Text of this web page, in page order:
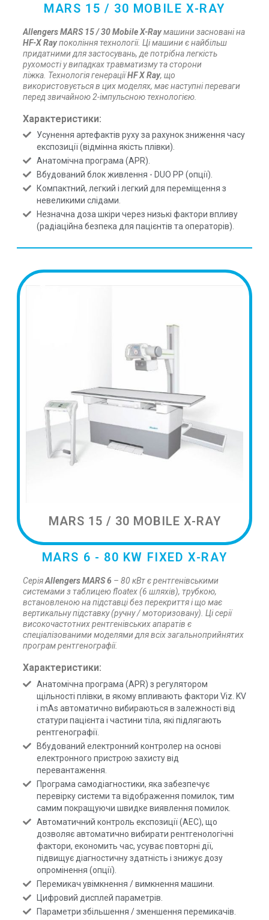
MARS 15 / 30 MOBILE X-RAY
Allengers MARS 15 / 30 Mobile X-Rayмашини засновані на
HF-X Rayпокоління технології. Ці машини є найбільш
придатними для застосувань, де потрібна легкість
рухомості у випадках травматизму та сторони
ліжка. Технологія генераціїHF X Ray, що
використовується в цих моделях, має наступні переваги
перед звичайною 2-імпульсною технологією.
Характеристики:
Усунення артефактів руху за рахунок зниження часу
експозиції (відмінна якість плівки).
Анатомічна програма (APR).
Вбудований блок живлення - DUO PP (опції).
Компактний, легкий і легкий для переміщення з
невеликими слідами.
Незначна доза шкіри через низькі фактори впливу
(радіаційна безпека для пацієнтів та операторів).
MARS 15 / 30 MOBILE X-RAY
MARS 6 - 80 KW FIXED X-RAY
СеріяAllengers MARS 6 – 80 кВт є рентгенівськими
системами з таблицею floatex (6 шляхів), трубкою,
встановленою на підставці без перекриття і що має
вертикальну підставку (ручну / моторизовану). Ці серії
високочастотних рентгенівських апаратів є
спеціалізованими моделями для всіх загальноприйнятих
програм рентгенографії.
Характеристики:
Анатомічна програма (APR) з регулятором
щільності плівки, в якому впливають фактори Viz. KV
і mAs автоматично вибираються в залежності від
статури пацієнта і частини тіла, які підлягають
рентгенографії.
Вбудований електронний контролер на основі
електронного пристрою захисту від
перевантаження.
Програма самодіагностики, яка забезпечує
перевірку системи та відображення помилок, тим
самим покращуючи швидке виявлення помилок.
Автоматичний контроль експозиції (AEC), що
дозволяє автоматично вибирати рентгенологічні
фактори, економить час, усуває повторні дії,
підвищує діагностичну здатність і знижує дозу
опромінення (опції).
Перемикач увімкнення / вимкнення машини.
Цифровий дисплей параметрів.
Параметри збільшення / зменшення перемикачів.